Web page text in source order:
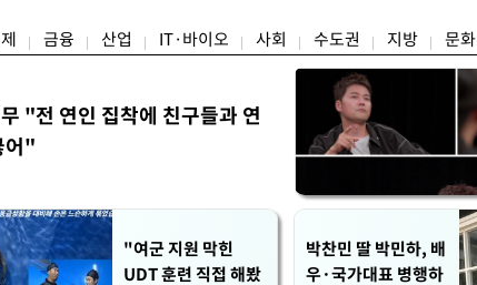
금융 산업 IT·바이오 사회 수도권 지방 문화
"전 연인 집착에 친구들과 연
어"
"여군 지원 막힌
UDT 훈련 직접 해봤
박찬민 딸 박민하, 배
우·국가대표 병행하